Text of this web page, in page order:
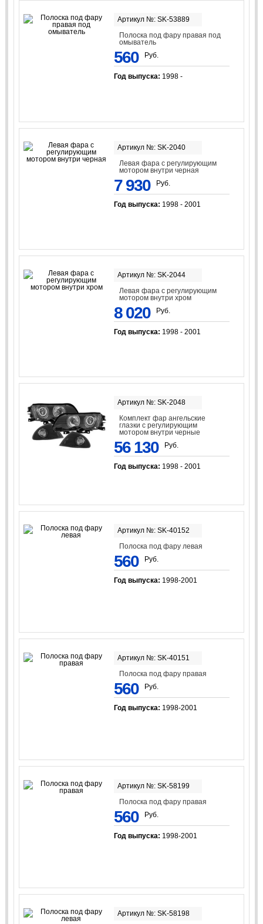
Артикул №: SK-53889
Полоска под фару правая под
омыватель
560 Руб.
Год выпуска: 1998 -
Артикул №: SK-2040
Левая фара с регулирующим
мотором внутри черная
7 930 Руб.
Год выпуска: 1998 - 2001
Артикул №: SK-2044
Левая фара с регулирующим
мотором внутри хром
8 020 Руб.
Год выпуска: 1998 - 2001
Артикул №: SK-2048
Комплект фар ангельские
глазки с регулирующим
мотором внутри черные
56 130 Руб.
Год выпуска: 1998 - 2001
Артикул №: SK-40152
Полоска под фару левая
560 Руб.
Год выпуска: 1998-2001
Артикул №: SK-40151
Полоска под фару правая
560 Руб.
Год выпуска: 1998-2001
Артикул №: SK-58199
Полоска под фару правая
560 Руб.
Год выпуска: 1998-2001
Артикул №: SK-58198